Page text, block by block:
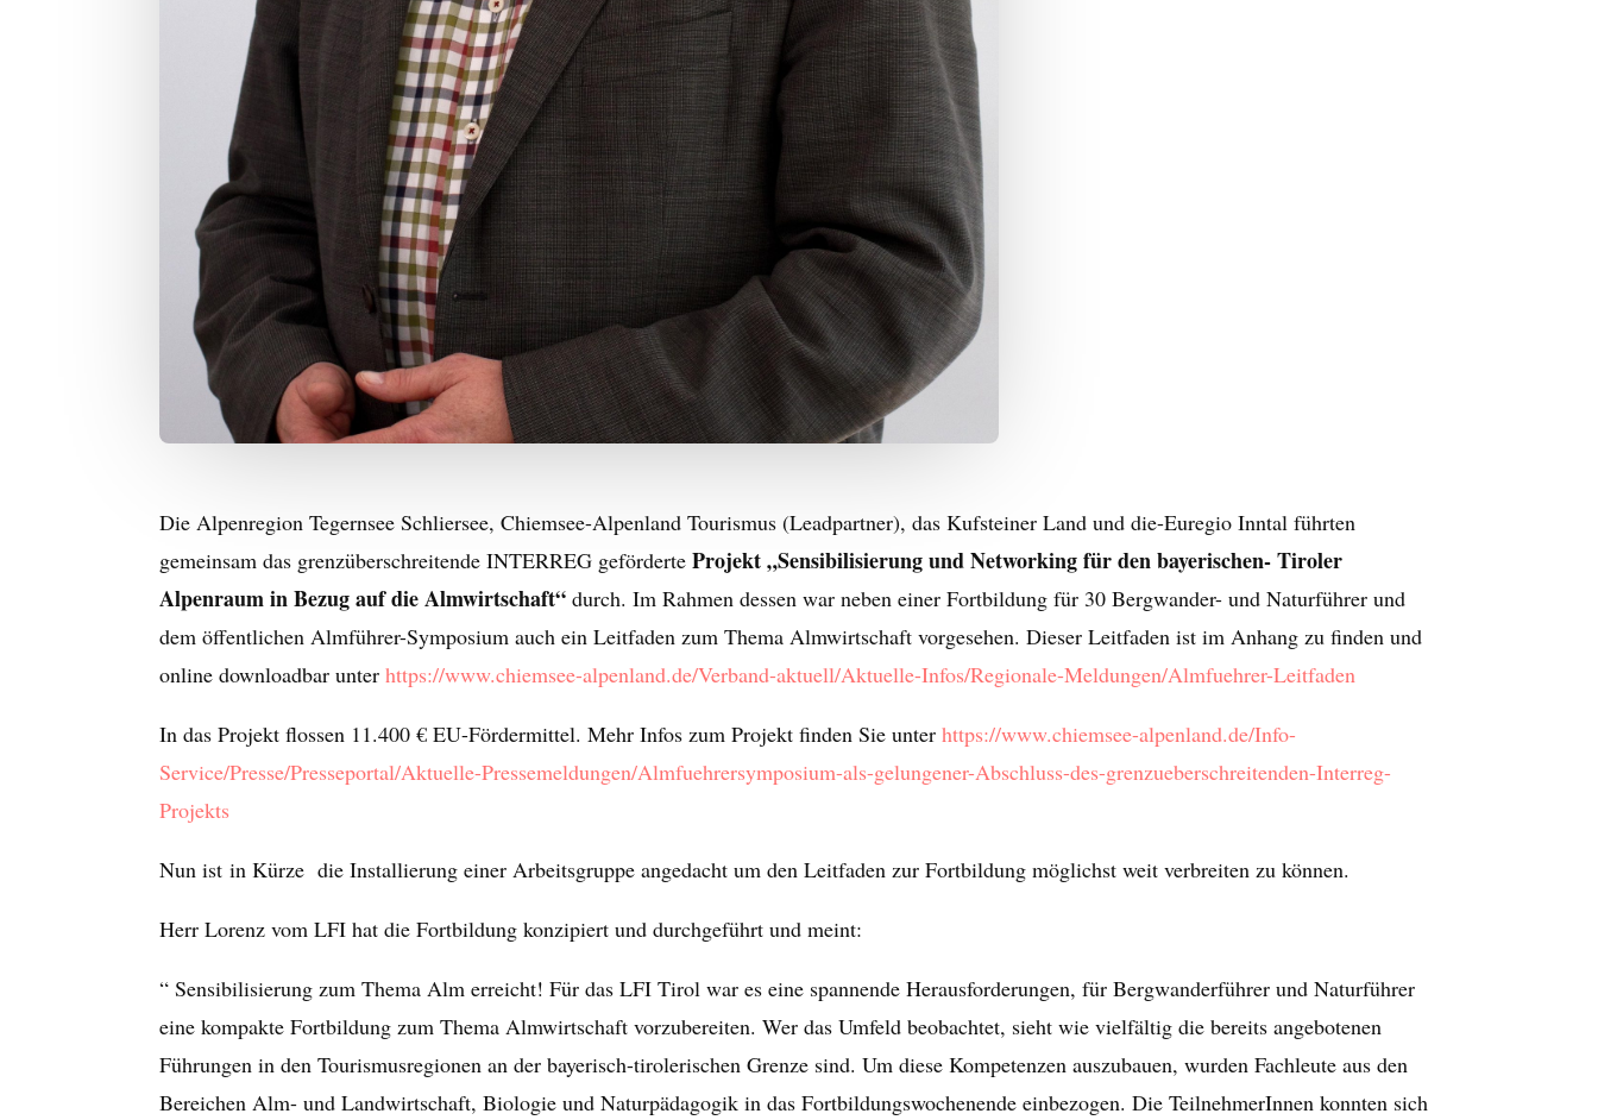
Die Alpenregion Tegernsee Schliersee, Chiemsee-Alpenland Tourismus (Leadpartner), das Kufsteiner Land und die-Euregio Inntal führten
gemeinsam das grenzüberschreitende INTERREG geförderteProjekt „Sensibilisierung und Networking für den bayerischen- Tiroler
Alpenraum in Bezug auf die Almwirtschaft“ durch. Im Rahmen dessen war neben einer Fortbildung für 30 Bergwander- und Naturführer und
dem öffentlichen Almführer-Symposium auch ein Leitfaden zum Thema Almwirtschaft vorgesehen. Dieser Leitfaden ist im Anhang zu finden und
online downloadbar unterhttps://www.chiemsee-alpenland.de/Verband-aktuell/Aktuelle-Infos/Regionale-Meldungen/Almfuehrer-Leitfaden
In das Projekt flossen 11.400 € EU-Fördermittel. Mehr Infos zum Projekt finden Sie unterhttps://www.chiemsee-alpenland.de/Info-
Service/Presse/Presseportal/Aktuelle-Pressemeldungen/Almfuehrersymposium-als-gelungener-Abschluss-des-grenzueberschreitenden-Interreg-
Projekts
Nun ist in Kürze die Installierung einer Arbeitsgruppe angedacht um den Leitfaden zur Fortbildung möglichst weit verbreiten zu können.
Herr Lorenz vom LFI hat die Fortbildung konzipiert und durchgeführt und meint:
“ Sensibilisierung zum Thema Alm erreicht! Für das LFI Tirol war es eine spannende Herausforderungen, für Bergwanderführer und Naturführer
eine kompakte Fortbildung zum Thema Almwirtschaft vorzubereiten. Wer das Umfeld beobachtet, sieht wie vielfältig die bereits angebotenen
Führungen in den Tourismusregionen an der bayerisch-tirolerischen Grenze sind. Um diese Kompetenzen auszubauen, wurden Fachleute aus den
Bereichen Alm- und Landwirtschaft, Biologie und Naturpädagogik in das Fortbildungswochenende einbezogen. Die TeilnehmerInnen konnten sich